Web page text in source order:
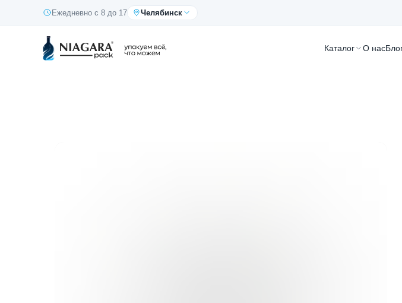
Ежедневно с 8 до 17 Челябинск
Каталог О нас